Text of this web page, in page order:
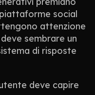
social
attenzione
sembrare un
di risposte
deve capire